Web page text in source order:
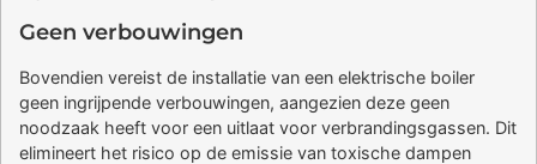
Geen verbouwingen
Bovendien vereist de installatie van een elektrische boiler
geen ingrijpende verbouwingen, aangezien deze geen
noodzaak heeft voor een uitlaat voor verbrandingsgassen. Dit
elimineert het risico op de emissie van toxische dampen